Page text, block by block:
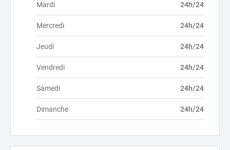
Mardi 24h/24
Mercredi 24h/24
Jeudi 24h/24
Vendredi 24h/24
Samedi 24h/24
Dimanche 24h/24